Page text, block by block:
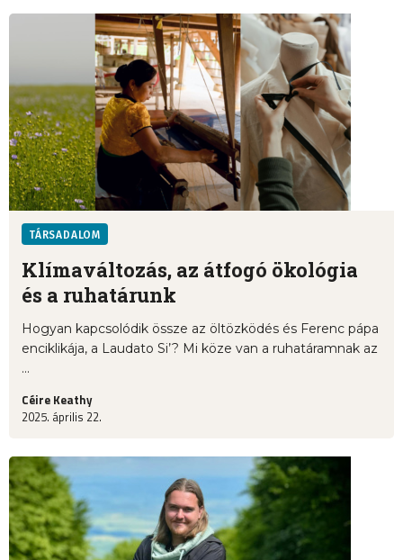
TÁRSADALOM
Klímaváltozás, az átfogó ökológia
és a ruhatárunk
Hogyan kapcsolódik össze az öltözködés és Ferenc pápa
enciklikája, a Laudato Si’? Mi köze van a ruhatáramnak az
...
Céire Keathy
2025. április 22.